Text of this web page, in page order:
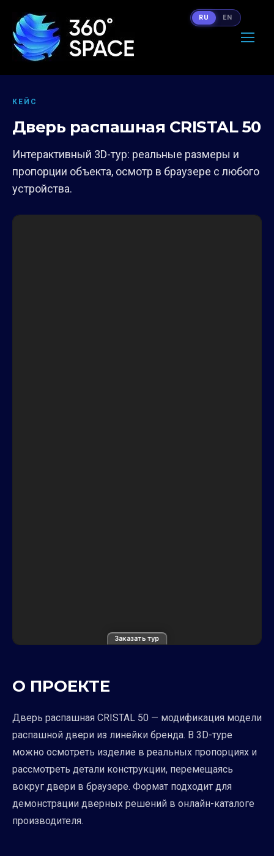
КЕЙС
Дверь распашная CRISTAL 50
Интерактивный 3D-тур: реальные размеры и
пропорции объекта, осмотр в браузере с любого
устройства.
Заказать тур
О ПРОЕКТЕ
Дверь распашная CRISTAL 50 — модификация модели
распашной двери из линейки бренда. В 3D-туре
можно осмотреть изделие в реальных пропорциях и
рассмотреть детали конструкции, перемещаясь
вокруг двери в браузере. Формат подходит для
демонстрации дверных решений в онлайн-каталоге
производителя.
RU EN